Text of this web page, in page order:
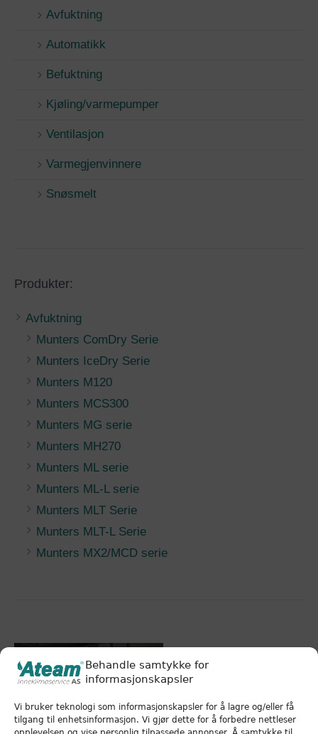
Behandle samtykke for
informasjonskapsler
Vi bruker teknologi som informasjonskapsler for å lagre og/eller få
tilgang til enhetsinformasjon. Vi gjør dette for å forbedre nettleser
Avfuktning
Automatikk
Befuktning
Kjøling/varmepumper
Ventilasjon
Varmegjenvinnere
Snøsmelt
Produkter:
Avfuktning
Munters ComDry Serie
Munters IceDry Serie
Munters M120
Munters MCS300
Munters MG serie
Munters MH270
Munters ML serie
Munters ML-L serie
Munters MLT Serie
Munters MLT-L Serie
Munters MX2/MCD serie